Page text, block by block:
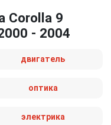
Corolla 9
- 2004
двигатель
оптика
электрика